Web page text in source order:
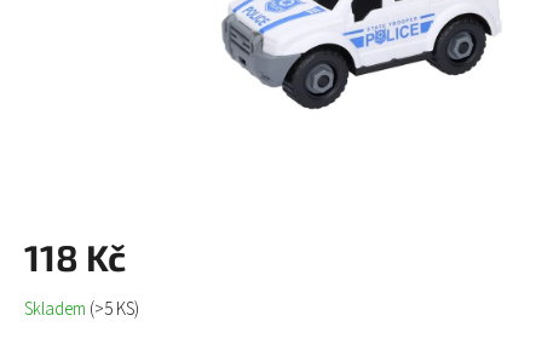
118 Kč
Měrná
cena:
Skladem (>5 KS)